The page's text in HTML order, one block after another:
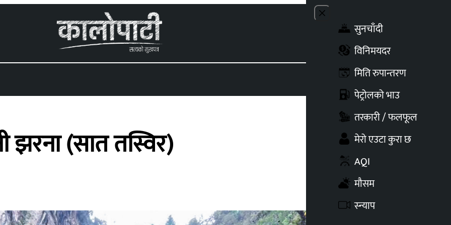
Close menu
सुनचाँदी
विनिमयदर
मिति रुपान्तरण
पेट्रोलको भाउ
तरकारी / फलफूल
मेरो एउटा कुरा छ
AQI
मौसम
स्न्याप
झरना (सात तस्विर)